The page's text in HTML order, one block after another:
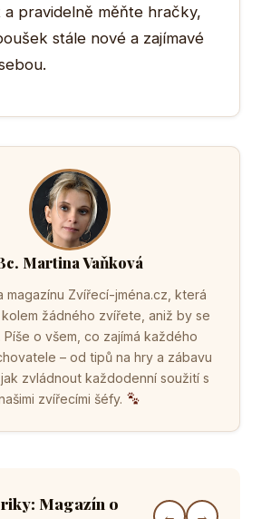
pravidelně měňte hračky,
stále nové a zajímavé
Martina Vaňková
magazínu Zvířecí-jména.cz, která
žádného zvířete, aniž by se
Píše o všem, co zajímá každého
– od tipů na hry a zábavu
zvládnout každodenní soužití s
zvířecími šéfy.
Magazín o
← →